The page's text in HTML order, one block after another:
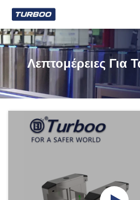
Λεπτομέρειες Για